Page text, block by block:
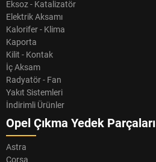
Eksoz - Katalizatör
Elektrik Aksamı
Kalorifer - Klima
Kaporta
Kilit - Kontak
İç Aksam
Radyatör - Fan
Yakıt Sistemleri
İndirimli Ürünler
Opel Çıkma Yedek Parçaları
Astra
Corsa